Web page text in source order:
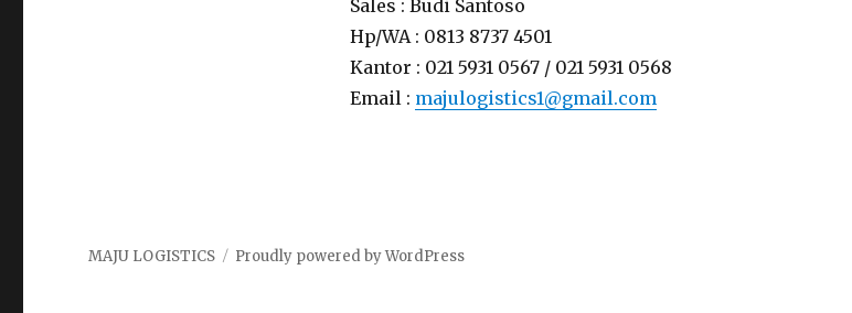
Sales : Budi Santoso
Hp/WA : 0813 8737 4501
Kantor : 021 5931 0567 / 021 5931 0568
Email : majulogistics1@gmail.com
MAJU LOGISTICS Proudly powered by WordPress